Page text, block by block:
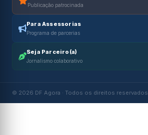
Publicação patrocinada
Para Assessorias
Programa de parcerias
Seja Parceiro(a)
Jornalismo colaborativo
© 2026 DF Agora · Todos os direitos reservados